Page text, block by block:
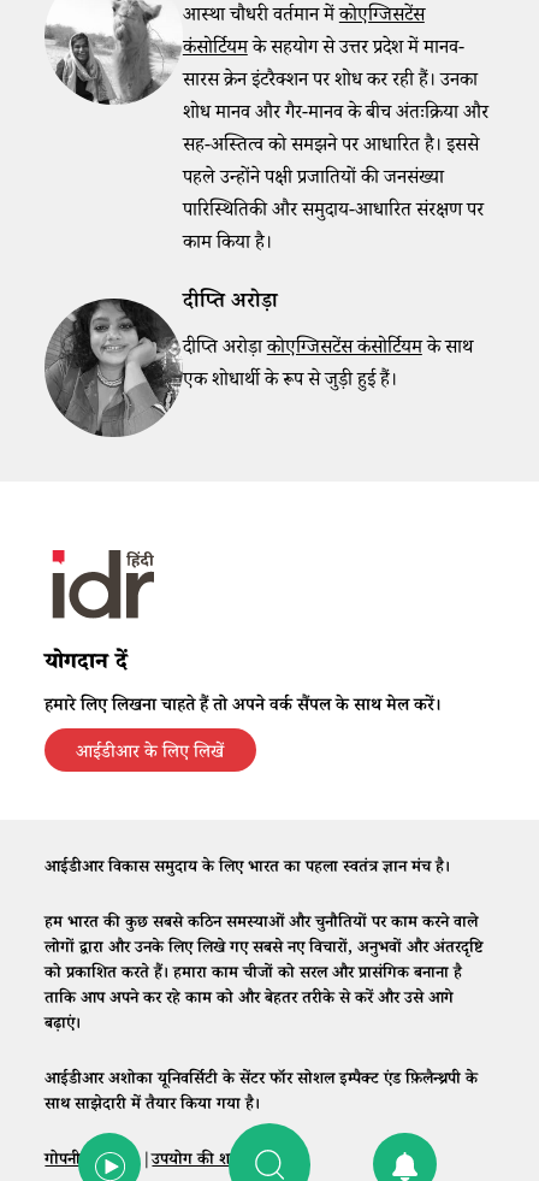
आस्था चौधरी वर्तमान मेंकोएग्जिसटेंस
कंसोर्टियमके सहयोग से उत्तर प्रदेश में मानव-
सारस क्रेन इंटरैक्शन पर शोध कर रही हैं। उनका
शोध मानव और गैर-मानव के बीच अंतःक्रिया और
सह-अस्तित्व को समझने पर आधारित है।इससे
पहले उन्होंने पक्षी प्रजातियों की जनसंख्या
पारिस्थितिकी और समुदाय-आधारित संरक्षण पर
काम किया है।
दीप्ति अरोड़ा
दीप्ति अरोड़ाकोएग्जिसटेंस कंसोर्टियमके साथ
एक शोधार्थी के रूप से जुड़ी हुई हैं।
योगदान दें
हमारे लिए लिखना चाहते हैं तो अपने वर्क सैंपल के साथ मेल करें।
आईडीआर के लिए लिखें
आईडीआर विकास समुदाय के लिए भारत का पहला स्वतंत्र ज्ञान मंच है।
हम भारत की कुछ सबसे कठिन समस्याओं और चुनौतियों पर काम करने वाले
लोगों द्वारा और उनके लिए लिखे गए सबसे नए विचारों, अनुभवों और अंतरदृष्टि
को प्रकाशित करते हैं। हमारा काम चीजों को सरल और प्रासंगिक बनाना है
ताकि आप अपने कर रहे काम को और बेहतर तरीके से करें और उसे आगे
बढ़ाएं।
आईडीआर अशोका यूनिवर्सिटी के सेंटर फॉर सोशल इम्पैक्ट एंड फ़िलैन्थ्रपी के
साथ साझेदारी में तैयार किया गया है।
गोपनीयता नीति |उपयोग की शर्तें |संपर्क